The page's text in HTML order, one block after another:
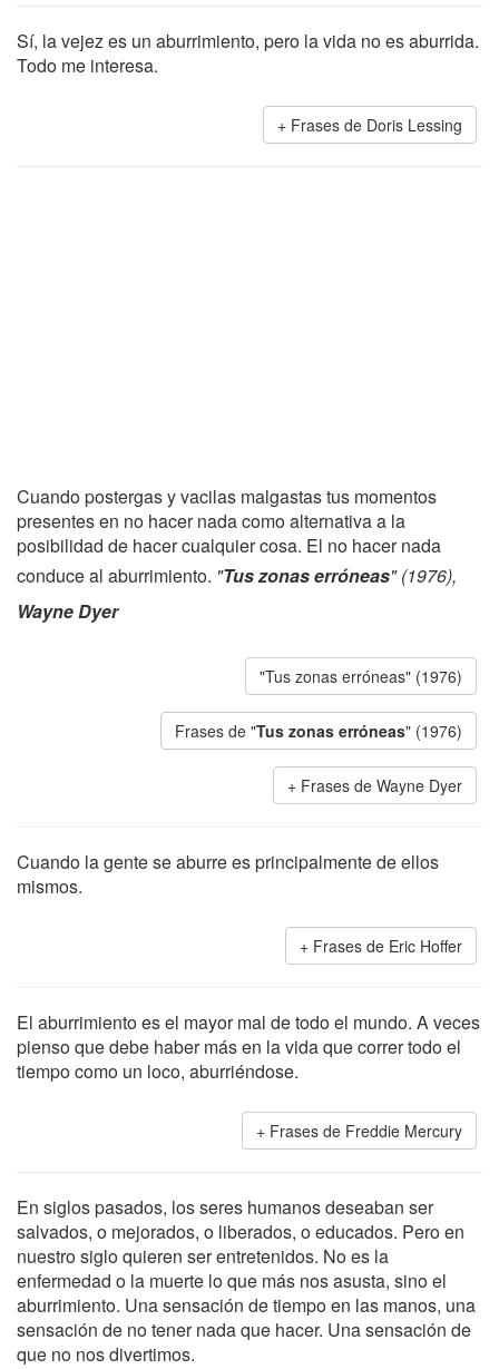
Sí, la vejez es un aburrimiento, pero la vida no es aburrida.
Todo me interesa.
Frases de Doris Lessing
Cuando postergas y vacilas malgastas tus momentos
presentes en no hacer nada como alternativa a la
posibilidad de hacer cualquier cosa. El no hacer nada
conduce al aburrimiento. "Tus zonas erróneas" (1976),
Wayne Dyer
"Tus zonas erróneas" (1976)
Frases de "Tus zonas erróneas" (1976)
Frases de Wayne Dyer
Cuando la gente se aburre es principalmente de ellos
mismos.
Frases de Eric Hoffer
El aburrimiento es el mayor mal de todo el mundo. A veces
pienso que debe haber más en la vida que correr todo el
tiempo como un loco, aburriéndose.
Frases de Freddie Mercury
En siglos pasados, los seres humanos deseaban ser
salvados, o mejorados, o liberados, o educados. Pero en
nuestro siglo quieren ser entretenidos. No es la
enfermedad o la muerte lo que más nos asusta, sino el
aburrimiento. Una sensación de tiempo en las manos, una
sensación de no tener nada que hacer. Una sensación de
que no nos divertimos.